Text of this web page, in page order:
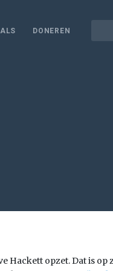
DONEREN
Hackett opzet. Dat is